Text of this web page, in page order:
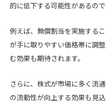
的に低下する可能性があるので
例えば、無償割当を実施する
が手に取りやすい価格帯に調
む効果も期待されます。
さらに、株式が市場に多く流
の流動性が向上する効果も見込